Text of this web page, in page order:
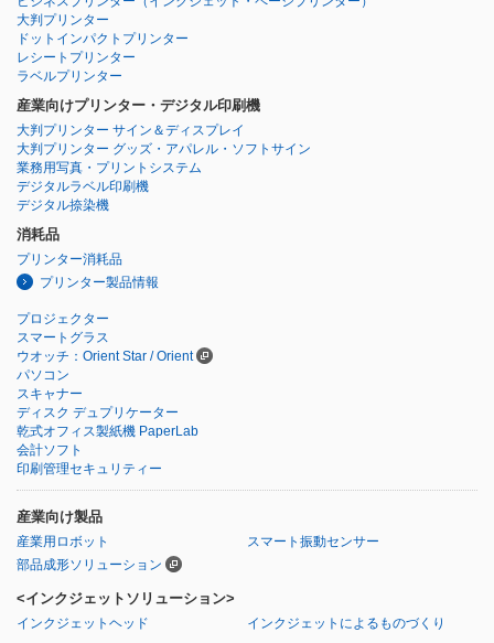
大判プリンター
ドットインパクトプリンター
レシートプリンター
ラベルプリンター
産業向けプリンター・デジタル印刷機
大判プリンター サイン＆ディスプレイ
大判プリンター グッズ・アパレル・ソフトサイン
業務用写真・プリントシステム
デジタルラベル印刷機
デジタル捺染機
消耗品
プリンター消耗品
プリンター製品情報
プロジェクター
スマートグラス
ウオッチ：Orient Star / Orient
パソコン
スキャナー
ディスク デュプリケーター
乾式オフィス製紙機 PaperLab
会計ソフト
印刷管理セキュリティー
産業向け製品
産業用ロボット
スマート振動センサー
部品成形ソリューション
<インクジェットソリューション>
インクジェットヘッド インクジェットによるものづくり